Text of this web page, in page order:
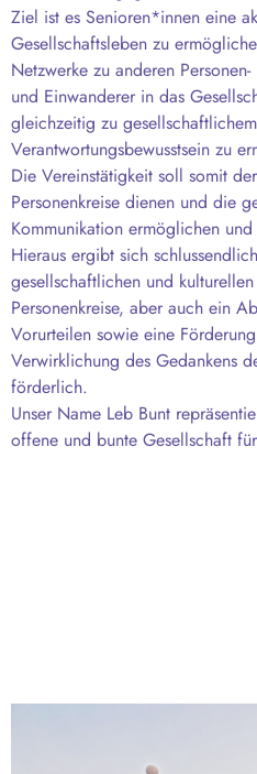
Ziel ist es Senioren*innen eine
Gesellschaftsleben zu
Netzwerke zu anderen
und Einwanderer in das
gleichzeitig zu
Verantwortungsbewusstsein zu
Die Vereinstätigkeit soll somit
Personenkreise dienen und die
Kommunikation ermöglichen
Hieraus ergibt sich
gesellschaftlichen und
Personenkreise, aber auch ein
Vorurteilen sowie eine
Verwirklichung des Gedankens
förderlich.
Unser Name Leb Bunt
offene und bunte Gesellschaft